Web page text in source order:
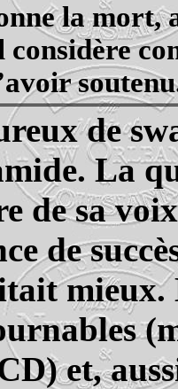
la mort,
de
La
de sa
de
mieux.
et,